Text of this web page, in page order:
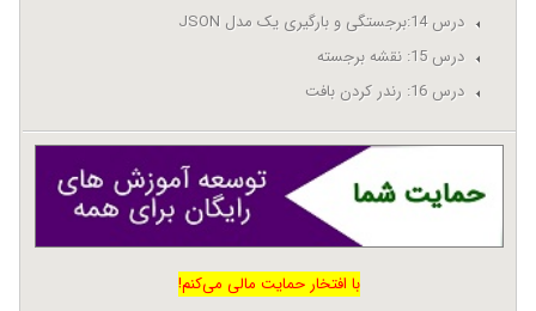
درس 14:برجستگی و بارگیری یک مدل JSON
درس 15: نقشه برجسته
درس 16: رندر کردن بافت
با افتخار حمایت مالی می‌کنم!